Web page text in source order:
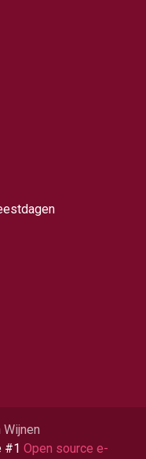
#1Open source e-